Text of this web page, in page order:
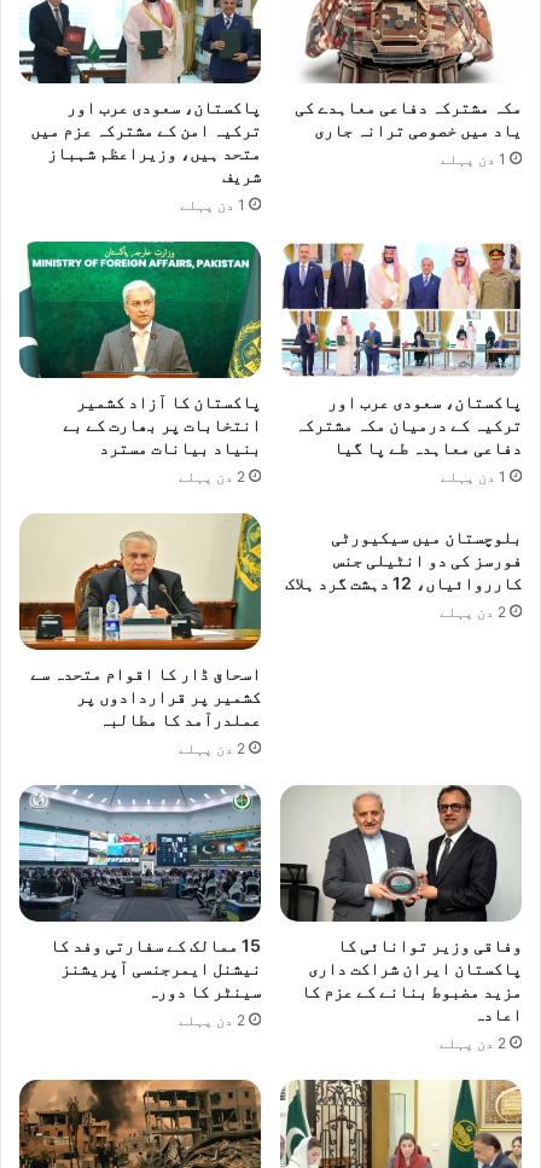
مکہ مشترکہ دفاعی معاہدے کی
یاد میں خصوصی ترانہ جاری
1 دن پہلے
پاکستان، سعودی عرب اور
ترکیہ امن کے مشترکہ عزم میں
متحد ہیں، وزیراعظم شہباز
شریف
1 دن پہلے
پاکستان، سعودی عرب اور
ترکیہ کے درمیان مکہ مشترکہ
دفاعی معاہدہ طے پا گیا
1 دن پہلے
پاکستان کا آزاد کشمیر
انتخابات پر بھارت کے بے
بنیاد بیانات مسترد
2 دن پہلے
بلوچستان میں سیکیورٹی
فورسز کی دو انٹیلی جنس
کارروائیاں، 12 دہشت گرد ہلاک
2 دن پہلے
اسحاق ڈار کا اقوام متحدہ سے
کشمیر پر قراردادوں پر
عملدرآمد کا مطالبہ
2 دن پہلے
وفاقی وزیر توانائی کا
پاکستان ایران شراکت داری
مزید مضبوط بنانے کے عزم کا
اعادہ
2 دن پہلے
15 ممالک کے سفارتی وفد کا
نیشنل ایمرجنسی آپریشنز
سینٹر کا دورہ
2 دن پہلے